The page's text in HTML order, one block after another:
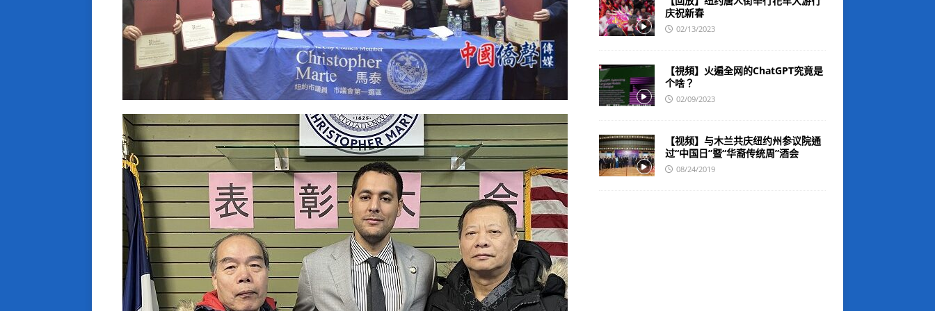
庆祝新春
02/13/2023
【視頻】火遍全网的ChatGPT究竟是
个啥？
02/09/2023
【视频】与木兰共庆纽约州参议院通
过“中国日”暨“华裔传统周”酒会
08/24/2019